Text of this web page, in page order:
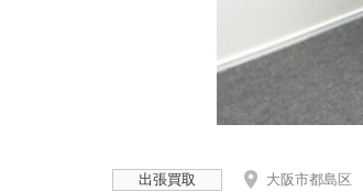
出張買取 大阪市都島区